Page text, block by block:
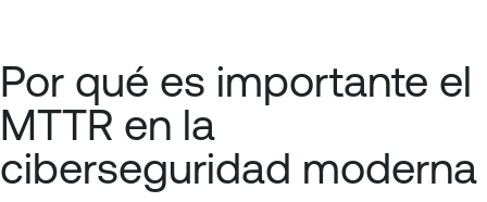
Por qué es importante el
MTTR en la
ciberseguridad moderna